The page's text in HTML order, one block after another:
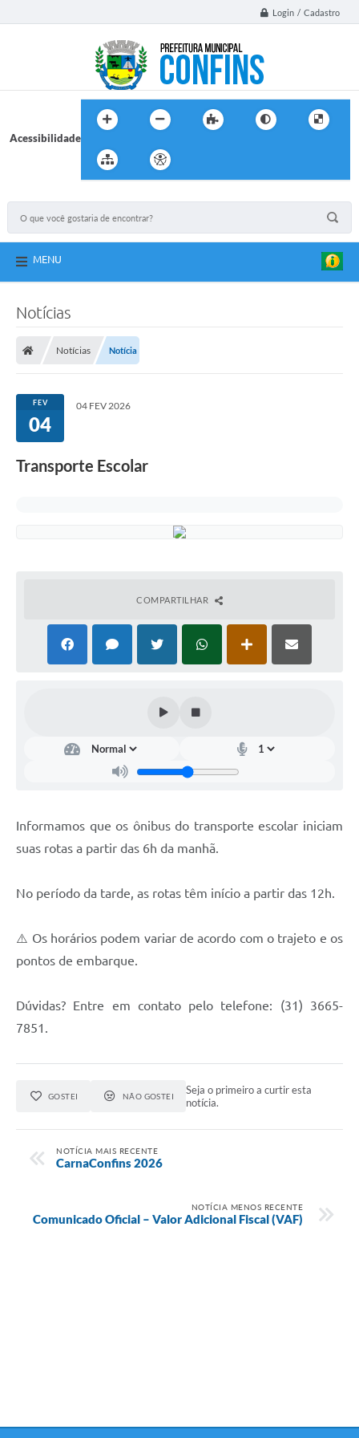
Login / Cadastro
Acessibilidade
MENU
Notícias
Notícias Notícia
FEV
04
04 FEV 2026
Transporte Escolar
COMPARTILHAR
Informamos que os ônibus do transporte escolar iniciam
suas rotas a partir das 6h da manhã.
No período da tarde, as rotas têm início a partir das 12h.
⚠️ Os horários podem variar de acordo com o trajeto e os
pontos de embarque.
Dúvidas? Entre em contato pelo telefone: (31) 3665-
7851.
GOSTEI NÃO GOSTEI
Seja o primeiro a curtir esta
notícia.
NOTÍCIA MAIS RECENTE
CarnaConfins 2026
NOTÍCIA MENOS RECENTE
Comunicado Oficial – Valor Adicional Fiscal (VAF)